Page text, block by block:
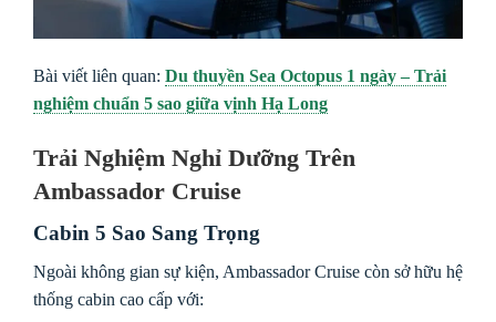
Bài viết liên quan: Du thuyền Sea Octopus 1 ngày – Trải
nghiệm chuẩn 5 sao giữa vịnh Hạ Long
Trải Nghiệm Nghỉ Dưỡng Trên
Ambassador Cruise
Cabin 5 Sao Sang Trọng
Ngoài không gian sự kiện, Ambassador Cruise còn sở hữu hệ
thống cabin cao cấp với: